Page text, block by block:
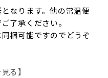
なります。他の常温便
了承ください。
梱可能ですのでどうぞ
る】